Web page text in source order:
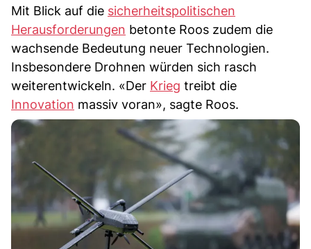
Mit Blick auf die sicherheitspolitischen
Herausforderungen betonte Roos zudem die
wachsende Bedeutung neuer Technologien.
Insbesondere Drohnen würden sich rasch
weiterentwickeln. «Der Krieg treibt die
Innovation massiv voran», sagte Roos.